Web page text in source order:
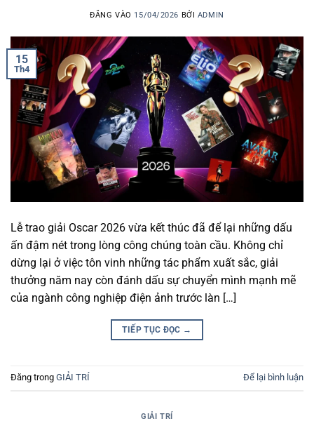
ĐĂNG VÀO 15/04/2026 BỞI ADMIN
15
Th4
Lễ trao giải Oscar 2026 vừa kết thúc đã để lại những dấu
ấn đậm nét trong lòng công chúng toàn cầu. Không chỉ
dừng lại ở việc tôn vinh những tác phẩm xuất sắc, giải
thưởng năm nay còn đánh dấu sự chuyển mình mạnh mẽ
của ngành công nghiệp điện ảnh trước làn […]
TIẾP TỤC ĐỌC →
Đăng trong GIẢI TRÍ Để lại bình luận
GIẢI TRÍ